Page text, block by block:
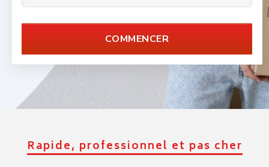
COMMENCER
Rapide, professionnel et pas cher